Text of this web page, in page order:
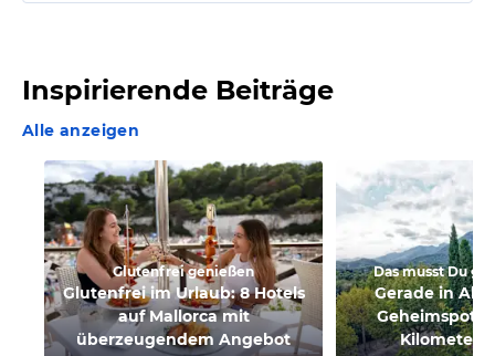
Inspirierende Beiträge
Alle anzeigen
Glutenfrei genießen
Glutenfrei im Urlaub: 8 Hotels
auf Mallorca mit
überzeugendem Angebot
Das musst Du
Gerade in
Geheimspot
Kilometer